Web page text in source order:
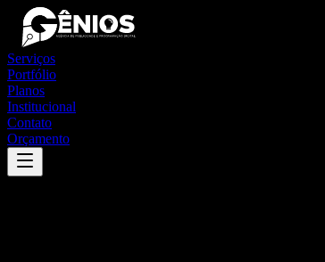
Serviços
Portfólio
Planos
Institucional
Contato
Orçamento